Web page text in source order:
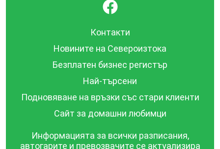
}
Контакти
Новините на Североизтока
Безплатен бизнес регистър
Най-търсени
Подновяване на връзки със стари клиенти
Сайт за домашни любимци
Информацията за всички разписания,
автогарите и превозвачите се актуализира